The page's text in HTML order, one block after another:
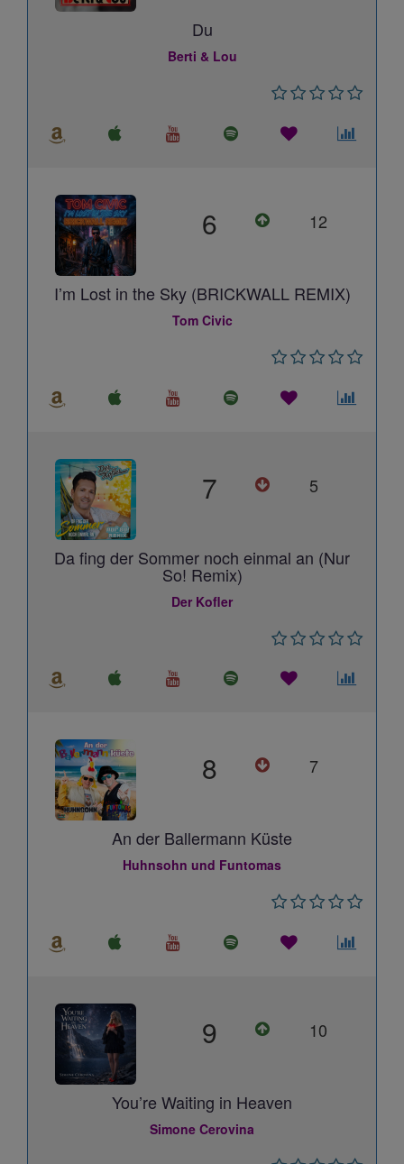
Du
Berti & Lou
6 12
I’m Lost in the Sky (BRICKWALL REMIX)
Tom Civic
7 5
Da fing der Sommer noch einmal an (Nur
So! Remix)
Der Kofler
8 7
An der Ballermann Küste
Huhnsohn und Funtomas
9 10
You’re Waiting in Heaven
Simone Cerovina